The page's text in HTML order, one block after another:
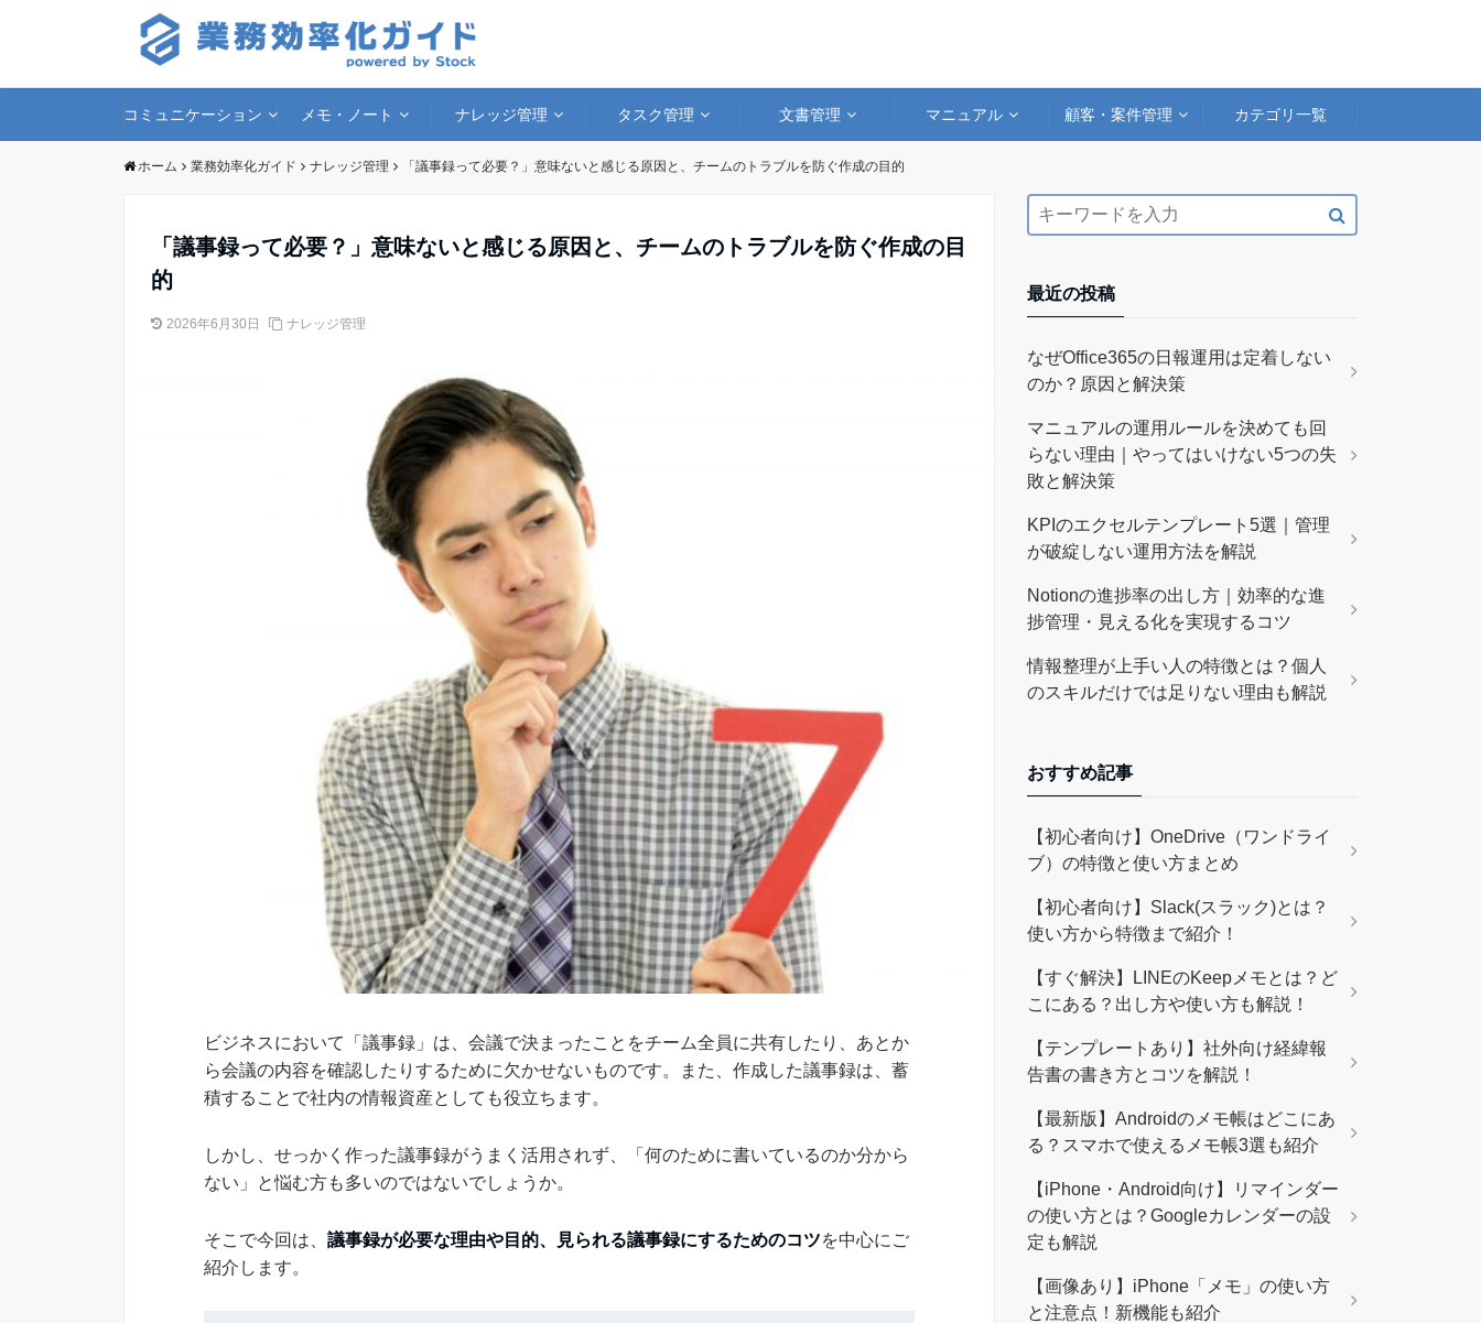
コミュニケーション メモ・ノート ナレッジ管理 タスク管理 文書管理 マニュアル 顧客・案件管理 カテゴリ一覧
ホーム 業務効率化ガイド ナレッジ管理 「議事録って必要？」意味ないと感じる原因と、チームのトラブルを防ぐ作成の目的
「議事録って必要？」意味ないと感じる原因と、チームのトラブルを防ぐ作成の目
的
2026年6月30日 ナレッジ管理
ビジネスにおいて「議事録」は、会議で決まったことをチーム全員に共有したり、あとか
ら会議の内容を確認したりするために欠かせないものです。また、作成した議事録は、蓄
積することで社内の情報資産としても役立ちます。
しかし、せっかく作った議事録がうまく活用されず、「何のために書いているのか分から
ない」と悩む方も多いのではないでしょうか。
そこで今回は、 議事録が必要な理由や目的、見られる議事録にするためのコツを中心にご
紹介します。
最近の投稿
なぜOffice365の日報運用は定着しない
のか？原因と解決策
マニュアルの運用ルールを決めても回
らない理由｜やってはいけない5つの失
敗と解決策
KPIのエクセルテンプレート5選｜管理
が破綻しない運用方法を解説
Notionの進捗率の出し方｜効率的な進
捗管理・見える化を実現するコツ
情報整理が上手い人の特徴とは？個人
のスキルだけでは足りない理由も解説
おすすめ記事
【初心者向け】OneDrive（ワンドライ
ブ）の特徴と使い方まとめ
【初心者向け】Slack(スラック)とは？
使い方から特徴まで紹介！
【すぐ解決】LINEのKeepメモとは？ど
こにある？出し方や使い方も解説！
【テンプレートあり】社外向け経緯報
告書の書き方とコツを解説！
【最新版】Androidのメモ帳はどこにあ
る？スマホで使えるメモ帳3選も紹介
【iPhone・Android向け】リマインダー
の使い方とは？Googleカレンダーの設
定も解説
【画像あり】iPhone「メモ」の使い方
と注意点！新機能も紹介